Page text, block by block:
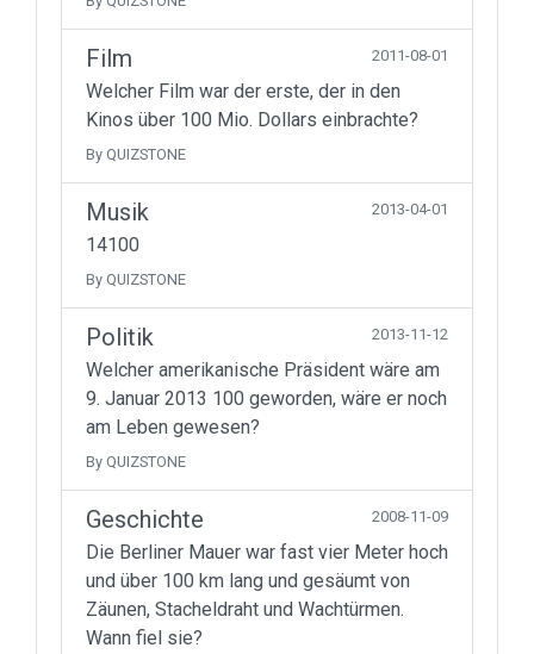
Film 2011-08-01
Welcher Film war der erste, der in den
Kinos über 100 Mio. Dollars einbrachte?
By QUIZSTONE
Musik 2013-04-01
14100
By QUIZSTONE
Politik 2013-11-12
Welcher amerikanische Präsident wäre am
9. Januar 2013 100 geworden, wäre er noch
am Leben gewesen?
By QUIZSTONE
Geschichte 2008-11-09
Die Berliner Mauer war fast vier Meter hoch
und über 100 km lang und gesäumt von
Zäunen, Stacheldraht und Wachtürmen.
Wann fiel sie?